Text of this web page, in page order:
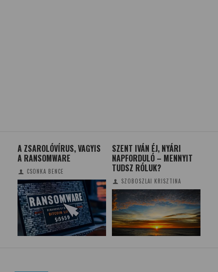
A ZSAROLÓVÍRUS, VAGYIS
A RANSOMWARE
CSONKA BENCE
SZENT IVÁN ÉJ, NYÁRI
NAPFORDULÓ – MENNYIT
TUDSZ RÓLUK?
SZOBOSZLAI KRISZTINA